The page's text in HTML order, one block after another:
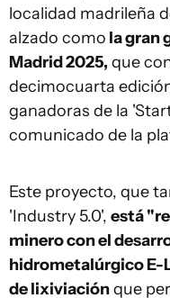
localidad madrileña
alzado como la gran
Madrid 2025, que
decimocuarta
ganadoras de la
comunicado de la
Este proyecto, que
'Industry 5.0', está
minero con el
hidrometalúrgico E-
de lixiviaciónque